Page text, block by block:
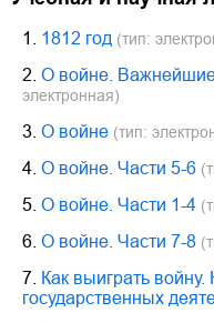
1. 1812 год (тип:
2. О войне.
электронная)
3. О войне (тип:
4. О войне. Части 5-6
5. О войне. Части 1-4
6. О войне. Части 7-8
7. Как выиграть
государственных